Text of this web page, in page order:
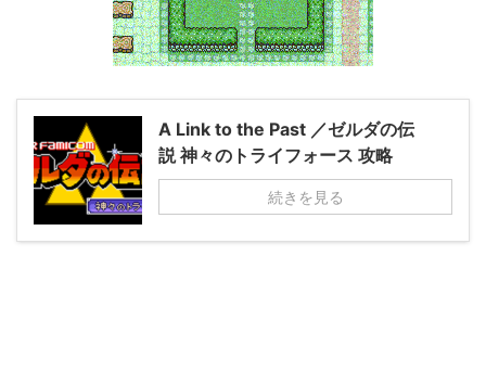
A Link to the Past ／ゼルダの伝
説 神々のトライフォース 攻略
続きを見る